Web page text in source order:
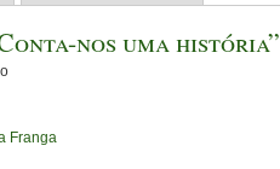
nos uma história”
Franga